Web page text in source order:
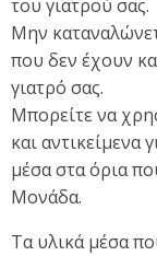
του γιατρού σας.
Μην
που δεν έχουν
γιατρό σας.
Μπορείτε να
και αντικείμενα
μέσα στα όρια
Μονάδα.
Τα υλικά μέσα